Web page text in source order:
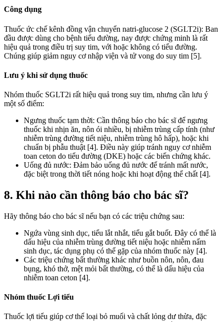
Công dụng
Thuốc ức chế kênh đồng vận chuyển natri-glucose 2 (SGLT2i): Ban
đầu được dùng cho bệnh tiểu đường, nay được chứng minh là rất
hiệu quả trong điều trị suy tim, với hoặc không có tiểu đường.
Chúng giúp giảm nguy cơ nhập viện và tử vong do suy tim [5].
Lưu ý khi sử dụng thuốc
Nhóm thuốc SGLT2i rất hiệu quả trong suy tim, nhưng cần lưu ý
một số điểm:
Ngưng thuốc tạm thời: Cần thông báo cho bác sĩ để ngưng
thuốc khi nhịn ăn, nôn ói nhiều, bị nhiễm trùng cấp tính (như
nhiễm trùng đường tiết niệu, nhiễm trùng hô hấp), hoặc khi
chuẩn bị phẫu thuật [4]. Điều này giúp tránh nguy cơ nhiễm
toan ceton do tiểu đường (DKE) hoặc các biến chứng khác.
Uống đủ nước: Đảm bảo uống đủ nước để tránh mất nước,
đặc biệt trong thời tiết nóng hoặc khi hoạt động thể chất [4].
8. Khi nào cần thông báo cho bác sĩ?
Hãy thông báo cho bác sĩ nếu bạn có các triệu chứng sau:
Ngứa vùng sinh dục, tiểu lắt nhắt, tiểu gắt buốt. Đây có thể là
dấu hiệu của nhiễm trùng đường tiết niệu hoặc nhiễm nấm
sinh dục, tác dụng phụ có thể gặp của nhóm thuốc này [4].
Các triệu chứng bất thường khác như buồn nôn, nôn, đau
bụng, khó thở, mệt mỏi bất thường, có thể là dấu hiệu của
nhiễm toan ceton [4].
Nhóm thuốc Lợi tiểu
Thuốc lợi tiểu giúp cơ thể loại bỏ muối và chất lỏng dư thừa, đặc